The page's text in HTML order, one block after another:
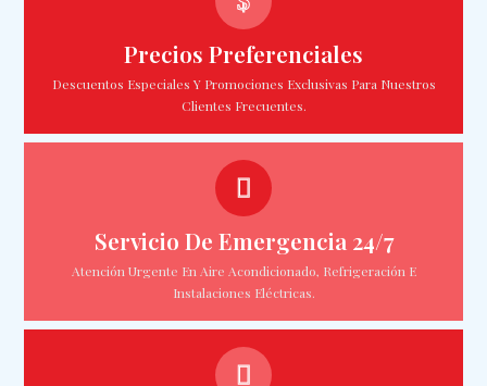
Precios Preferenciales
Descuentos Especiales Y Promociones Exclusivas Para Nuestros
Clientes Frecuentes.
Servicio De Emergencia 24/7
Atención Urgente En Aire Acondicionado, Refrigeración E
Instalaciones Eléctricas.